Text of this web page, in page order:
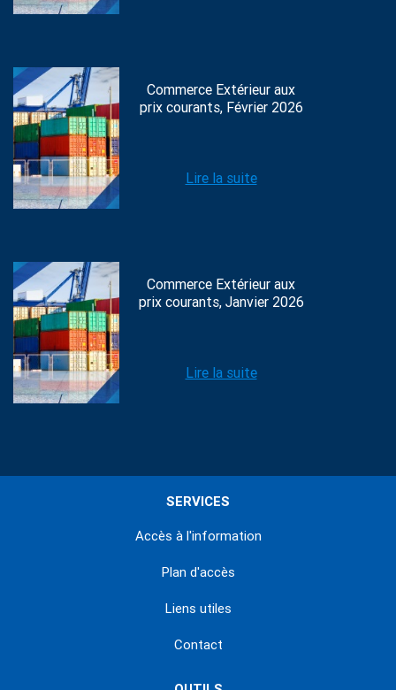
Commerce Extérieur aux
prix courants, Février 2026
Lire la suite
Commerce Extérieur aux
prix courants, Janvier 2026
Lire la suite
SERVICES
Accès à l'information
Plan d'accès
Liens utiles
Contact